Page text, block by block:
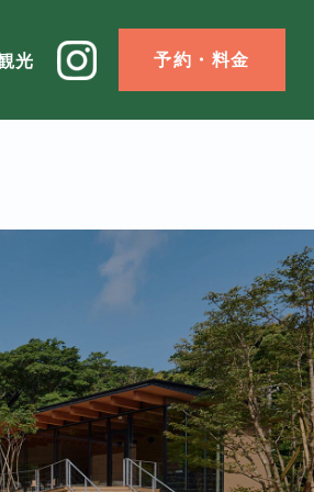
光 予約・料金